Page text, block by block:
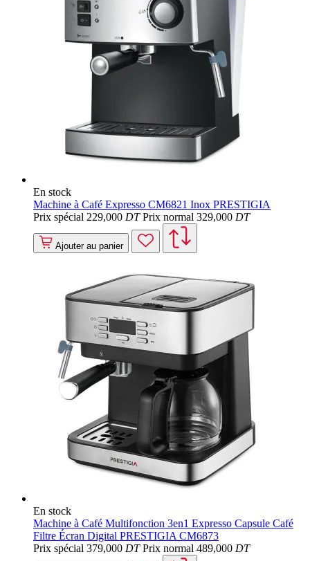
En stock
Machine à Café Expresso CM6821 Inox PRESTIGIA
Prix spécial 229,000 DT Prix normal 329,000 DT
Ajouter au panier
En stock
Machine à Café Multifonction 3en1 Expresso Capsule Café
Filtre Écran Digital PRESTIGIA CM6873
Prix spécial 379,000 DT Prix normal 489,000 DT